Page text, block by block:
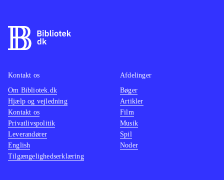
Kontakt os
Om Bibliotek.dk
Hjælp og vejledning
Kontakt os
Privatlivspolitik
Leverandører
English
Tilgængelighedserklæring
Afdelinger
Bøger
Artikler
Film
Musik
Spil
Noder